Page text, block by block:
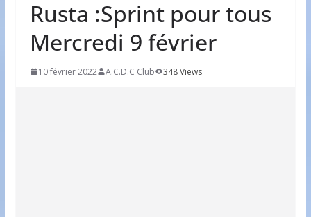
Rusta :Sprint pour tous
Mercredi 9 février
10 février 2022 A.C.D.C Club 348 Views